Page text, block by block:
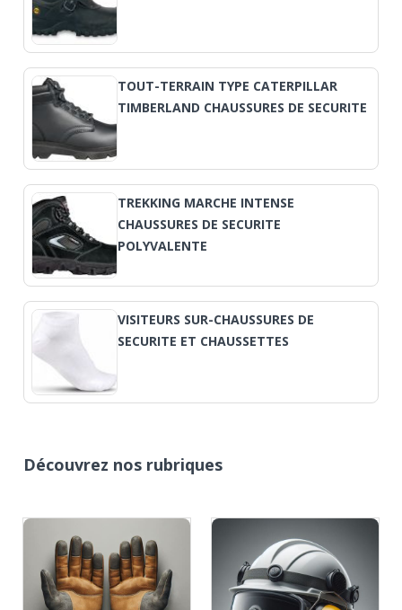
TOUT-TERRAIN TYPE CATERPILLAR
TIMBERLAND CHAUSSURES DE SECURITE
TREKKING MARCHE INTENSE
CHAUSSURES DE SECURITE
POLYVALENTE
VISITEURS SUR-CHAUSSURES DE
SECURITE ET CHAUSSETTES
Découvrez nos rubriques